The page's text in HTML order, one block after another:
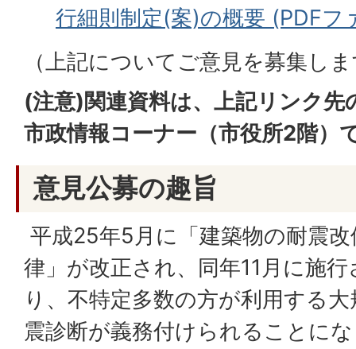
行細則制定(案)の概要 (PDFフ
（上記についてご意見を募集し
(注意)関連資料は、上記リンク先
市政情報コーナー（市役所2階）
意見公募の趣旨
平成25年5月に「建築物の耐震
律」が改正され、同年11月に施
り、不特定多数の方が利用する
震診断が義務付けられることに